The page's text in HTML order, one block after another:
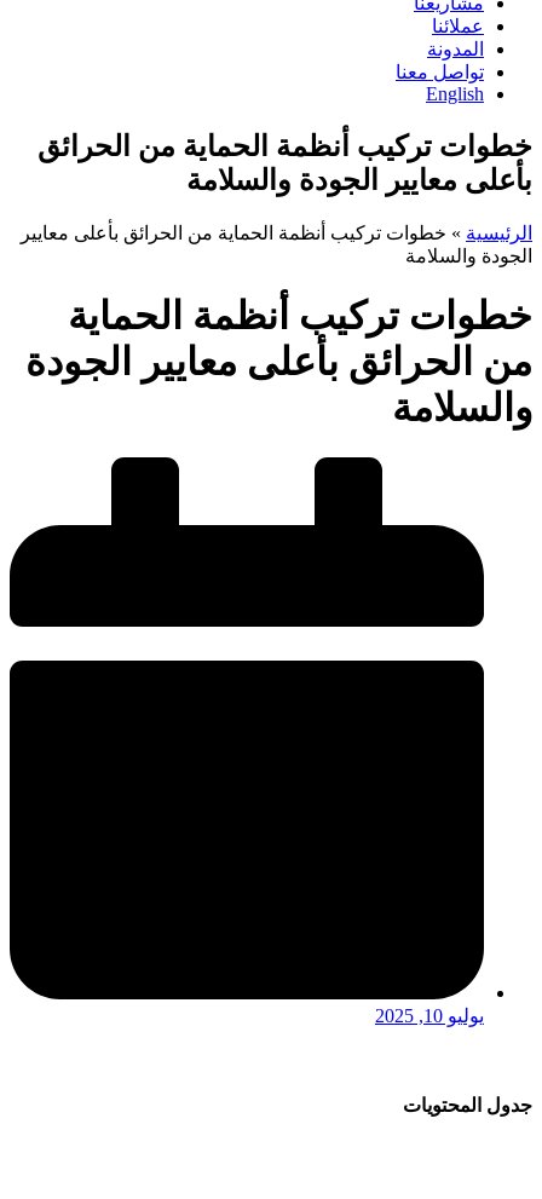
عملائنا
المدونة
تواصل معنا
English
خطوات تركيب أنظمة الحماية من الحرائق
بأعلى معايير الجودة والسلامة
الرئيسية » خطوات تركيب أنظمة الحماية من الحرائق بأعلى معايير
الجودة والسلامة
خطوات تركيب أنظمة الحماية
من الحرائق بأعلى معايير الجودة
والسلامة
يوليو 10, 2025
جدول المحتويات